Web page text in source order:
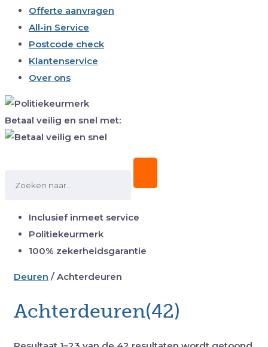
Offerte aanvragen
All-in Service
Postcode check
Klantenservice
Over ons
Betaal veilig en snel met:
Inclusief inmeet service
Politiekeurmerk
100% zekerheidsgarantie
Deuren / Achterdeuren
Achterdeuren(42)